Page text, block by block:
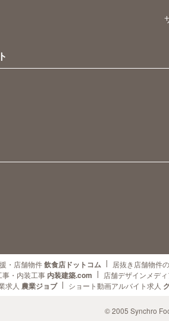
・店舗物件飲食店ドットコム 居抜き店舗物件
事・内装工事 内装建築.com 店舗デザインメディ
求人 農業ジョブ ショート動画アルバイト求人
© 2005 Synchro